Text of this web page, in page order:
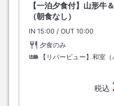
【一泊夕食付】山形牛
（朝食なし）
IN チェックイン
15:00 / OUT チェックアウ
10:00
夕食のみ
【リバービュー】和室（
税込